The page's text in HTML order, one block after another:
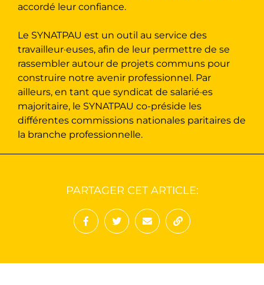
accordé leur confiance.
Le SYNATPAU est un outil au service des
travailleur·euses, afin de leur permettre de se
rassembler autour de projets communs pour
construire notre avenir professionnel. Par
ailleurs, en tant que syndicat de salarié·es
majoritaire, le SYNATPAU co-préside les
différentes commissions nationales paritaires de
la branche professionnelle.
PARTAGER CET ARTICLE: